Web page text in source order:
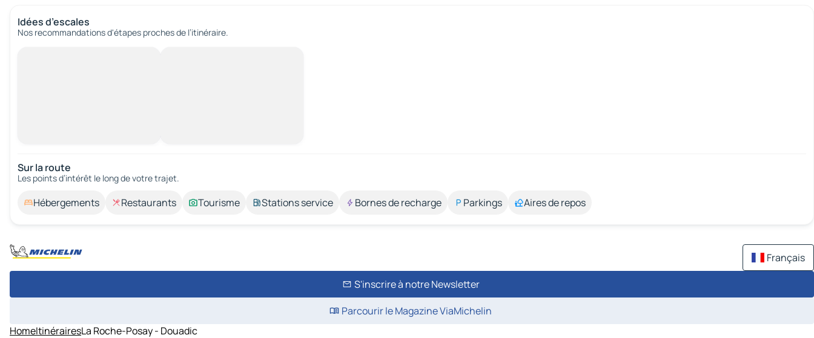
Idées d’escales
Nos recommandations d'étapes proches de l’itinéraire.
Sur la route
Les points d’intérêt le long de votre trajet.
Hébergements Restaurants Tourisme Stations service Bornes de recharge Parkings Aires de repos
Français
S'inscrire à notre Newsletter
Parcourir le Magazine ViaMichelin
HomeItinérairesLa Roche-Posay - Douadic